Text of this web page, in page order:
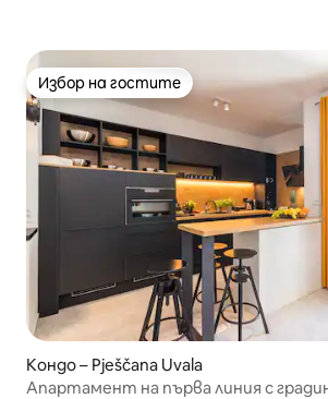
Избор на гостите
Избор на гостите
Кондо – Pješčana Uvala
Апартамент на първа линия с